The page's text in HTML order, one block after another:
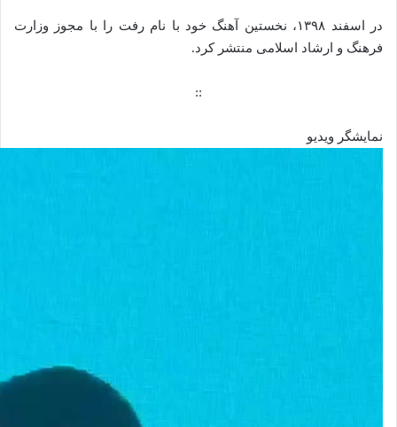
در اسفند ۱۳۹۸، نخستین آهنگ خود با نام رفت را با مجوز وزارت
فرهنگ و ارشاد اسلامی منتشر کرد.
::
نمایشگر ویدیو